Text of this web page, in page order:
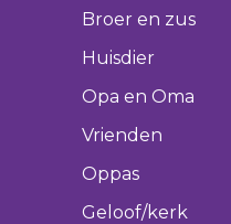
Broer en zus
Huisdier
Opa en Oma
Vrienden
Oppas
Geloof/kerk